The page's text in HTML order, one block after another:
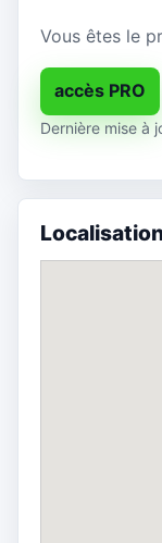
Vous êtes le
accès PRO
Dernière mise à